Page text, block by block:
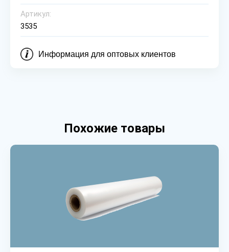
Артикул:
3535
Информация для оптовых клиентов
Похожие товары